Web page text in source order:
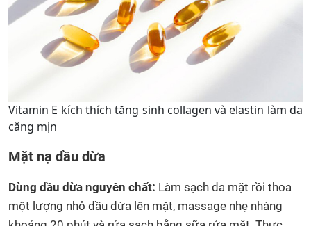
Vitamin E kích thích tăng sinh collagen và elastin làm da
căng mịn
Mặt nạ dầu dừa
Dùng dầu dừa nguyên chất: Làm sạch da mặt rồi thoa
một lượng nhỏ dầu dừa lên mặt, massage nhẹ nhàng